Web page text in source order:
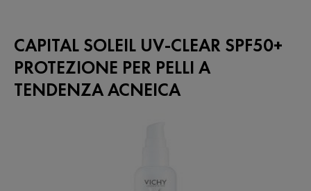
CAPITAL SOLEIL UV-CLEAR SPF50+
PROTEZIONE PER PELLI A
TENDENZA ACNEICA